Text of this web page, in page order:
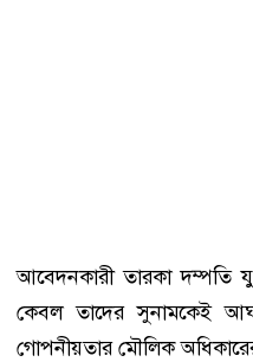
আবেদনকারী তারকা দম্পতি
কেবল তাদের সুনামকেই
গোপনীয়তার মৌলিক